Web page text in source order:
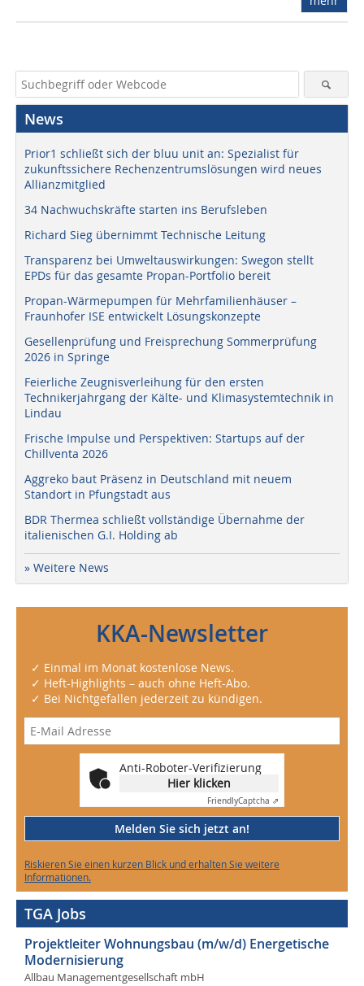
News
Prior1 schließt sich der bluu unit an: Spezialist für
zukunftssichere Rechenzentrumslösungen wird neues
Allianzmitglied
34 Nachwuchskräfte starten ins Berufsleben
Richard Sieg übernimmt Technische Leitung
Transparenz bei Umweltauswirkungen: Swegon stellt
EPDs für das gesamte Propan-Portfolio bereit
Propan-Wärmepumpen für Mehrfamilienhäuser –
Fraunhofer ISE entwickelt Lösungskonzepte
Gesellenprüfung und Freisprechung Sommerprüfung
2026 in Springe
Feierliche Zeugnisverleihung für den ersten
Technikerjahrgang der Kälte- und Klimasystemtechnik in
Lindau
Frische Impulse und Perspektiven: Startups auf der
Chillventa 2026
Aggreko baut Präsenz in Deutschland mit neuem
Standort in Pfungstadt aus
BDR Thermea schließt vollständige Übernahme der
italienischen G.I. Holding ab
» Weitere News
KKA-Newsletter
✓ Einmal im Monat kostenlose News.
✓ Heft-Highlights – auch ohne Heft-Abo.
✓ Bei Nichtgefallen jederzeit zu kündigen.
Anti-Roboter-Verifizierung
Hier klicken
FriendlyCaptcha ⇗
Melden Sie sich jetzt an!
Riskieren Sie einen kurzen Blick und erhalten Sie weitere
Informationen.
TGA Jobs
Projektleiter Wohnungsbau (m/w/d) Energetische
Modernisierung
Allbau Managementgesellschaft mbH